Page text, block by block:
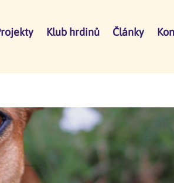
Klub hrdinů Články